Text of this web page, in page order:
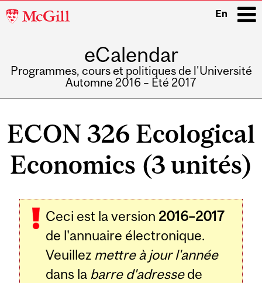
McGill
En
eCalendar
Programmes, cours et politiques de l'Université
Automne 2016 – Été 2017
ECON 326 Ecological
Economics (3 unités)
Ceci est la version 2016–2017
de l'annuaire électronique.
Veuillez mettre à jour l'année
dans la barre d'adressede